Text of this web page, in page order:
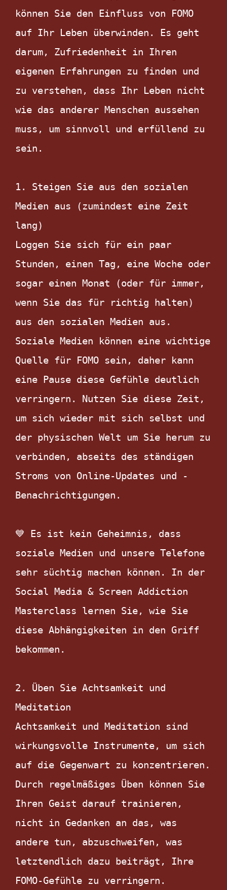
können Sie den Einfluss von FOMO
auf Ihr Leben überwinden. Es geht
darum, Zufriedenheit in Ihren
eigenen Erfahrungen zu finden und
zu verstehen, dass Ihr Leben nicht
wie das anderer Menschen aussehen
muss, um sinnvoll und erfüllend zu
sein.
1. Steigen Sie aus den sozialen
Medien aus (zumindest eine Zeit
lang)
Loggen Sie sich für ein paar
Stunden, einen Tag, eine Woche oder
sogar einen Monat (oder für immer,
wenn Sie das für richtig halten)
aus den sozialen Medien aus.
Soziale Medien können eine wichtige
Quelle für FOMO sein, daher kann
eine Pause diese Gefühle deutlich
verringern. Nutzen Sie diese Zeit,
um sich wieder mit sich selbst und
der physischen Welt um Sie herum zu
verbinden, abseits des ständigen
Stroms von Online-Updates und -
Benachrichtigungen.
💙 Es ist kein Geheimnis, dass
soziale Medien und unsere Telefone
sehr süchtig machen können. In der
Social Media & Screen Addiction
Masterclass lernen Sie, wie Sie
diese Abhängigkeiten in den Griff
bekommen.
2. Üben Sie Achtsamkeit und
Meditation
Achtsamkeit und Meditation sind
wirkungsvolle Instrumente, um sich
auf die Gegenwart zu konzentrieren.
Durch regelmäßiges Üben können Sie
Ihren Geist darauf trainieren,
nicht in Gedanken an das, was
andere tun, abzuschweifen, was
letztendlich dazu beiträgt, Ihre
FOMO-Gefühle zu verringern.